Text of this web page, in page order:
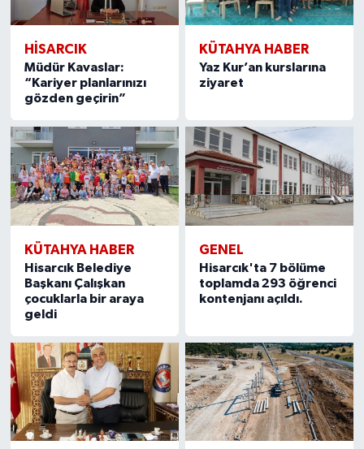
HISARCIK
Müdür Kavaslar:
“Kariyer planlarınızı
gözden geçirin”
KÜTAHYA HABER
Yaz Kur’an kurslarına
ziyaret
KÜTAHYA HABER
Hisarcık Belediye
Başkanı Çalışkan
çocuklarla bir araya
geldi
GENEL
Hisarcık'ta 7 bölüme
toplamda 293 öğrenci
kontenjanı açıldı.